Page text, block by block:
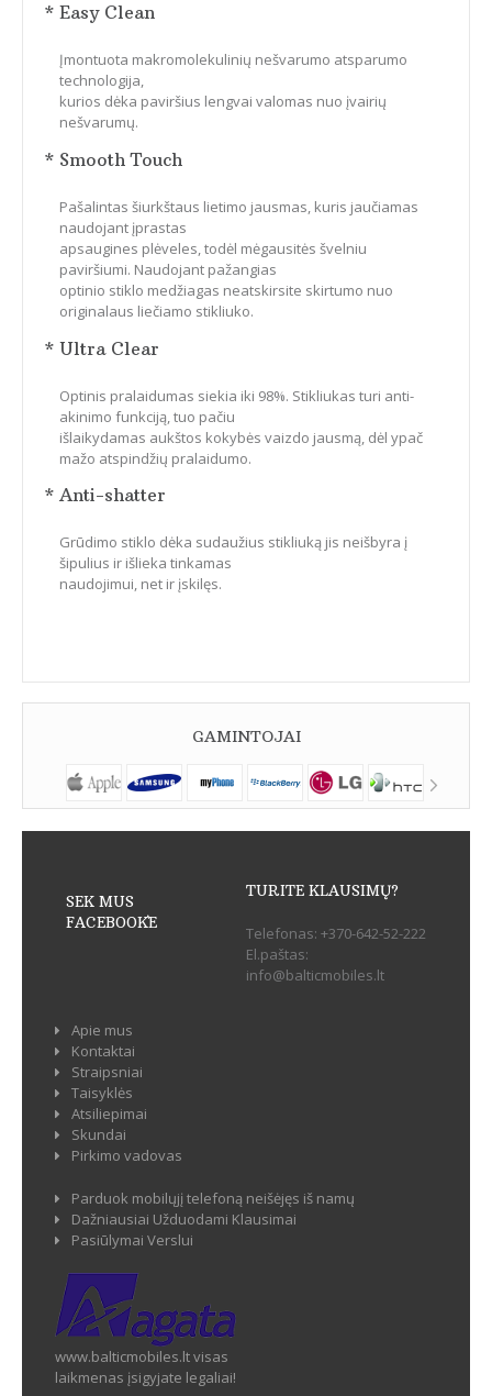
* Easy Clean
Įmontuota makromolekulinių nešvarumo atsparumo
technologija,
kurios dėka paviršius lengvai valomas nuo įvairių
nešvarumų.
* Smooth Touch
Pašalintas šiurkštaus lietimo jausmas, kuris jaučiamas
naudojant įprastas
apsaugines plėveles, todėl mėgausitės švelniu
paviršiumi. Naudojant pažangias
optinio stiklo medžiagas neatskirsite skirtumo nuo
originalaus liečiamo stikliuko.
* Ultra Clear
Optinis pralaidumas siekia iki 98%. Stikliukas turi anti-
akinimo funkciją, tuo pačiu
išlaikydamas aukštos kokybės vaizdo jausmą, dėl ypač
mažo atspindžių pralaidumo.
* Anti-shatter
Grūdimo stiklo dėka sudaužius stikliuką jis neišbyra į
šipulius ir išlieka tinkamas
naudojimui, net ir įskilęs.
GAMINTOJAI
SEK MUS
FACEBOOK`E
TURITE KLAUSIMŲ?
Telefonas: +370-642-52-222
El.paštas:
info@balticmobiles.lt
Apie mus
Kontaktai
Straipsniai
Taisyklės
Atsiliepimai
Skundai
Pirkimo vadovas
Parduok mobilųjį telefoną neišėjęs iš namų
Dažniausiai Užduodami Klausimai
Pasiūlymai Verslui
www.balticmobiles.lt visas
laikmenas įsigyjate legaliai!